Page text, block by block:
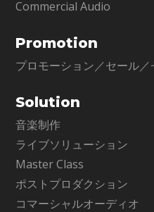
Commercial Audio
Promotion
プロモーション／セール／
Solution
音楽制作
ライブソリューション
Master Class
ポストプロダクション
コマーシャルオーディオ